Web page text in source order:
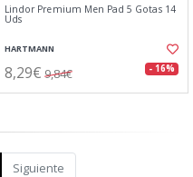
Lindor Premium Men Pad 5 Gotas 14
Uds
HARTMANN
8,29€ 9,84€ - 16%
Siguiente